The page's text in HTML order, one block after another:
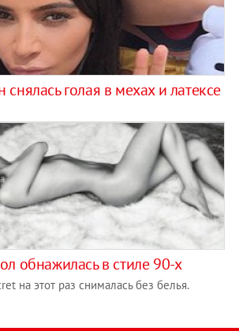
голая в мехах и латексе
обнажилась в стиле 90-х
на этот раз снималась без белья.